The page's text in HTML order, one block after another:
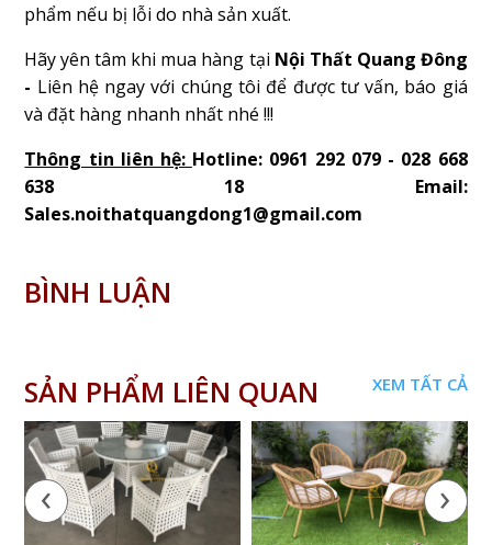
phẩm nếu bị lỗi do nhà sản xuất.
Hãy yên tâm khi mua hàng tại Nội Thất Quang Đông
- Liên hệ ngay với chúng tôi để được tư vấn, báo giá
và đặt hàng nhanh nhất nhé !!!
Thông tin liên hệ: Hotline: 0961 292 079 - 028 668
638 18 Email:
Sales.noithatquangdong1@gmail.com
BÌNH LUẬN
SẢN PHẨM LIÊN QUAN XEM TẤT CẢ
‹ ›